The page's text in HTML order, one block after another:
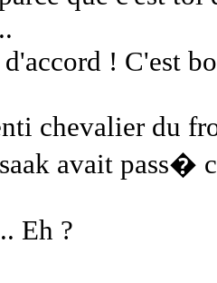
! C'est
chevalier du
avait pass�
Eh ?